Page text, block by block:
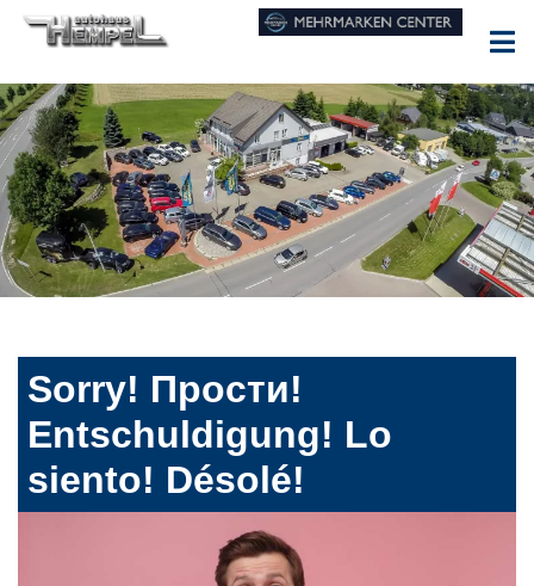
Sorry! Прости!
Entschuldigung! Lo
siento! Désolé!